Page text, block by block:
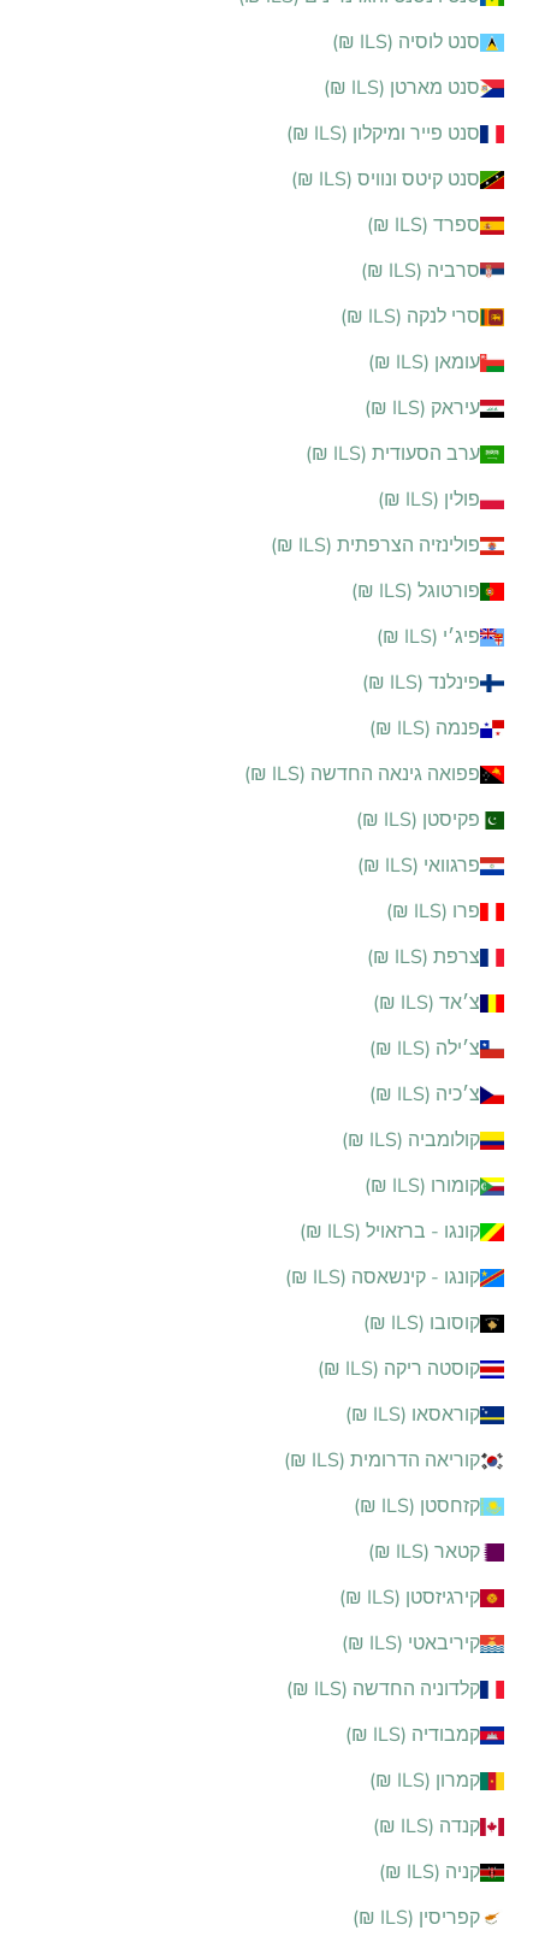
סנט לוסיה (ILS ₪)
סנט מארטן (ILS ₪)
סנט פייר ומיקלון (ILS ₪)
סנט קיטס ונוויס (ILS ₪)
ספרד (ILS ₪)
סרביה (ILS ₪)
סרי לנקה (ILS ₪)
עומאן (ILS ₪)
עיראק (ILS ₪)
ערב הסעודית (ILS ₪)
פולין (ILS ₪)
פולינזיה הצרפתית (ILS ₪)
פורטוגל (ILS ₪)
פיג׳י (ILS ₪)
פינלנד (ILS ₪)
פנמה (ILS ₪)
פפואה גינאה החדשה (ILS ₪)
פקיסטן (ILS ₪)
פרגוואי (ILS ₪)
פרו (ILS ₪)
צרפת (ILS ₪)
צ׳אד (ILS ₪)
צ׳ילה (ILS ₪)
צ׳כיה (ILS ₪)
קולומביה (ILS ₪)
קומורו (ILS ₪)
קונגו - ברזאויל (ILS ₪)
קונגו - קינשאסה (ILS ₪)
קוסובו (ILS ₪)
קוסטה ריקה (ILS ₪)
קוראסאו (ILS ₪)
קוריאה הדרומית (ILS ₪)
קזחסטן (ILS ₪)
קטאר (ILS ₪)
קירגיזסטן (ILS ₪)
קיריבאטי (ILS ₪)
קלדוניה החדשה (ILS ₪)
קמבודיה (ILS ₪)
קמרון (ILS ₪)
קנדה (ILS ₪)
קניה (ILS ₪)
קפריסין (ILS ₪)